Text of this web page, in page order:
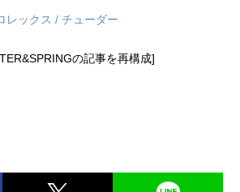
レックス / チューダー
の記事を再構成]